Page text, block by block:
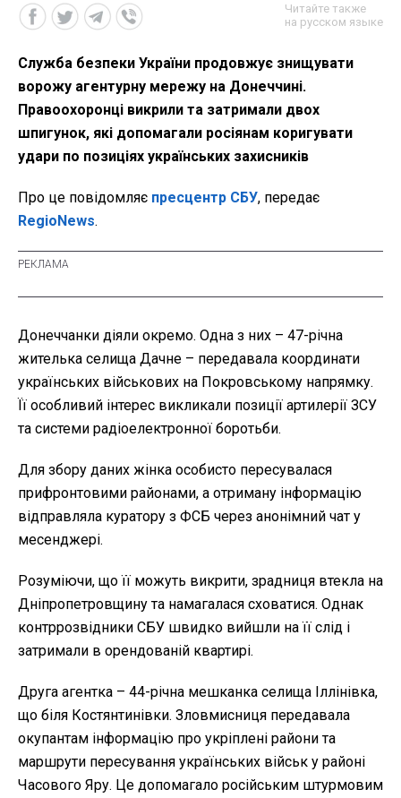
Читайте также
на русском языке
Служба безпеки України продовжує знищувати
ворожу агентурну мережу на Донеччині.
Правоохоронці викрили та затримали двох
шпигунок, які допомагали росіянам коригувати
удари по позиціях українських захисників
Про це повідомляє пресцентр СБУ, передає
RegioNews.
Донеччанки діяли окремо. Одна з них – 47-річна
жителька селища Дачне – передавала координати
українських військових на Покровському напрямку.
Її особливий інтерес викликали позиції артилерії ЗСУ
та системи радіоелектронної боротьби.
Для збору даних жінка особисто пересувалася
прифронтовими районами, а отриману інформацію
відправляла куратору з ФСБ через анонімний чат у
месенджері.
Розуміючи, що її можуть викрити, зрадниця втекла на
Дніпропетровщину та намагалася сховатися. Однак
контррозвідники СБУ швидко вийшли на її слід і
затримали в орендованій квартирі.
Друга агентка – 44-річна мешканка селища Іллінівка,
що біля Костянтинівки. Зловмисниця передавала
окупантам інформацію про укріплені райони та
маршрути пересування українських військ у районі
Часового Яру. Це допомагало російським штурмовим